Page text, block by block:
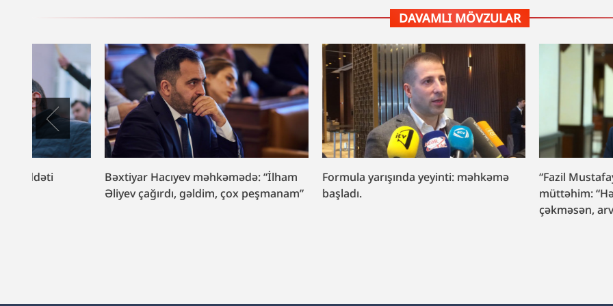
DAVAMLI MÖVZULAR
Bəxtiyar Hacıyev məhkəmədə: “İlham
Əliyev çağırdı, gəldim, çox peşmanam”
Formula yarışında yeyinti: məhkəmə
başladı.
“Fazil Mustafaya sui-qəsd
müttəhim: “Hədələdilər ki,
çəkməsən, arvadını bura